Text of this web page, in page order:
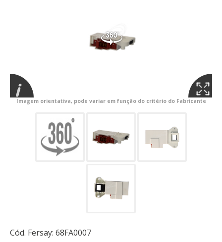
Imagem orientativa, pode variar em função do critério do Fabricante
Cód. Fersay: 68FA0007